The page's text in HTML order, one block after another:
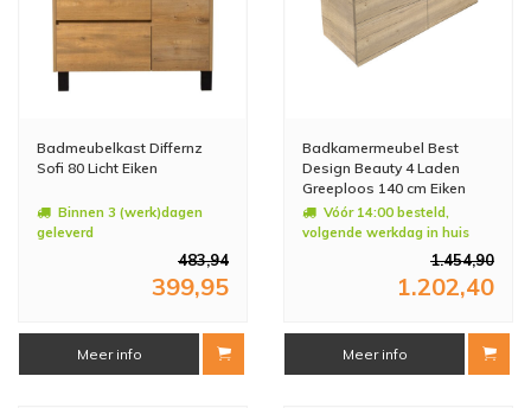
Badmeubelkast Differnz
Sofi 80 Licht Eiken
Binnen 3 (werk)dagen
geleverd
483,94
399,95
Meer info
Badkamermeubel Best
Design Beauty 4 Laden
Greeploos 140 cm Eiken
Zonder Wastafel
Vóór 14:00 besteld,
volgende werkdag in huis
1.454,90
1.202,40
Meer info